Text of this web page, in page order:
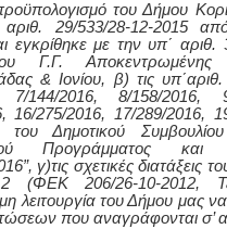
του Δήμου
αριθ. 29/533/28-12-2015 απ
εγκρίθηκε με την υπ΄ αριθ.
Γ.Γ. Αποκεντρωμένης
& Ιονίου, β) τις
7/144/2016, 8/158/2016,
16/275/2016, 17/289/2016,
του Δημοτικού
Προγράμματος και
γ)τις σχετικές διατάξεις
(ΦΕΚ 206/26-10-2012,
λειτουργία του Δήμου μας
που αναγράφονται σ’